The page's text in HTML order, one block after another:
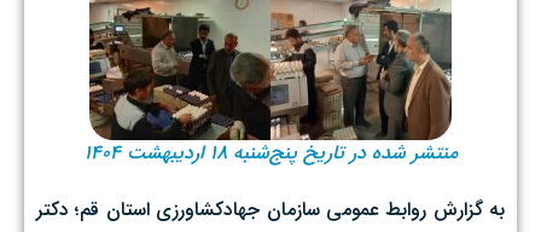
منتشر شده در تاریخ پنج‌شنبه ۱۸ اردیبهشت ۱۴۰۴
به گزارش روابط عمومی سازمان جهادکشاورزی استان قم؛ دکتر